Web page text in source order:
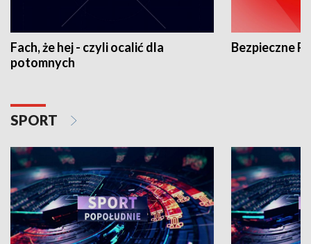
Fach, że hej - czyli ocalić dla
potomnych
Bezpieczne
SPORT